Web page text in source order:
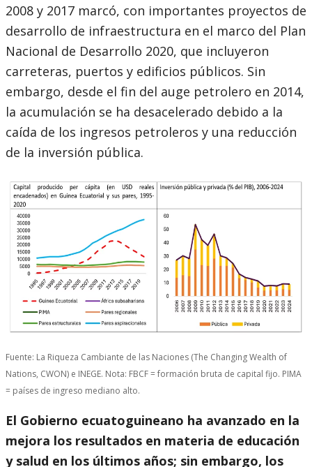
2008 y 2017 marcó, con importantes proyectos de
desarrollo de infraestructura en el marco del Plan
Nacional de Desarrollo 2020, que incluyeron
carreteras, puertos y edificios públicos. Sin
embargo, desde el fin del auge petrolero en 2014,
la acumulación se ha desacelerado debido a la
caída de los ingresos petroleros y una reducción
de la inversión pública.
Fuente: La Riqueza Cambiante de las Naciones (The Changing Wealth of
Nations, CWON) e INEGE. Nota: FBCF = formación bruta de capital fijo. PIMA
= países de ingreso mediano alto.
El Gobierno ecuatoguineano ha avanzado en la
mejora los resultados en materia de educación
y salud en los últimos años; sin embargo, los